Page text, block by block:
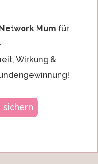
Mum für
Wirkung &